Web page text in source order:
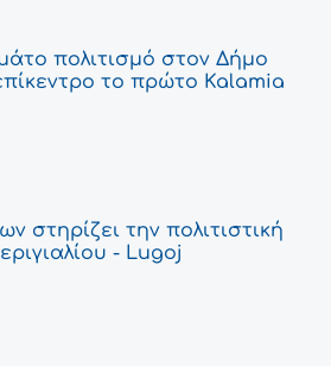
πολιτισμό στον Δήμο
το πρώτο Kalamia
στηρίζει την πολιτιστική
- Lugoj